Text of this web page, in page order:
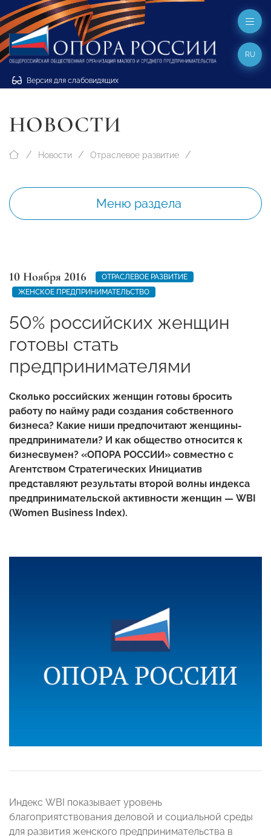
Версия для слабовидящих
RU
НОВОСТИ
Новости Отраслевое развитие
Меню раздела
10 Ноября 2016
ОТРАСЛЕВОЕ РАЗВИТИЕ
ЖЕНСКОЕ ПРЕДПРИНИМАТЕЛЬСТВО
50% российских женщин
готовы стать
предпринимателями
Сколько российских женщин готовы бросить
работу по найму ради создания собственного
бизнеса? Какие ниши предпочитают женщины-
предприниматели? И как общество относится к
бизнесвумен? «ОПОРА РОССИИ» совместно с
Агентством Стратегических Инициатив
представляют результаты второй волны индекса
предпринимательской активности женщин — WBI
(Women Business Index).
Индекс WBI показывает уровень
благоприятствования деловой и социальной среды
для развития женского предпринимательства в